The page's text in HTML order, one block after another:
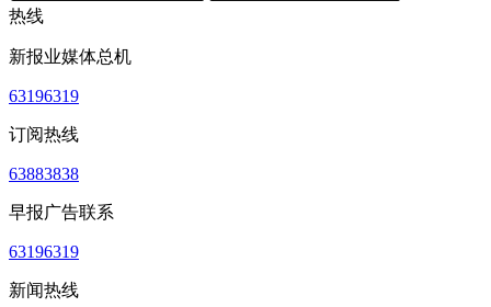
热线
新报业媒体总机
63196319
订阅热线
63883838
早报广告联系
63196319
新闻热线